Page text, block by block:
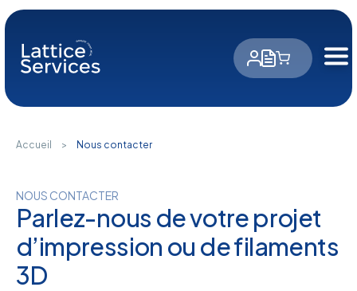
Panneau de gestion des cookies
Accueil > Nous contacter
NOUS CONTACTER
Parlez-nous de votre projet
d’impression ou de filaments
3D